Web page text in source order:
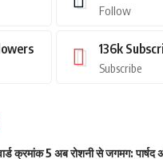
Follow
136k
Subscribe
क्रमांक 5 अब रोशनी से जगमग: पार्षद